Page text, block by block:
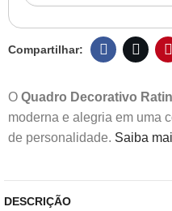
O Quadro Decorativo
moderna e alegria em uma
de personalidade. Saiba
DESCRIÇÃO